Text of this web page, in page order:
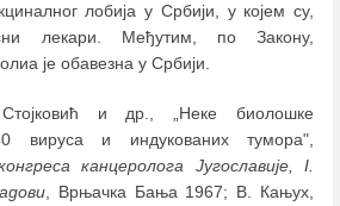
лобија у Србији, у којем су,
лекари. Међутим, по Закону,
је обавезна у Србији.
и др., „Неке биолошке
вируса и индукованих тумора",
канцеролога Југославије, I.
, Врњачка Бања 1967; В. Кањух,